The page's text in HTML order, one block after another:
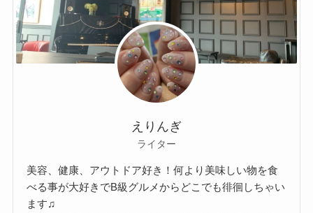
えりんぎ
ライター
美容、健康、アウトドア好き！何より美味しい物を食
べる事が大好きでB級グルメからどこでも徘徊しちゃい
ます♫